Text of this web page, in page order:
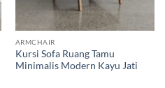
ARMCHAIR
Kursi Sofa Ruang Tamu
Minimalis Modern Kayu Jati